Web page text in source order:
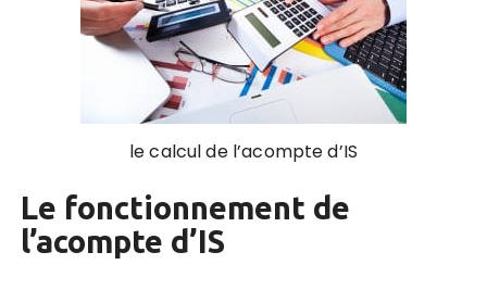
le calcul de l’acompte d’IS
Le fonctionnement de
l’acompte d’IS